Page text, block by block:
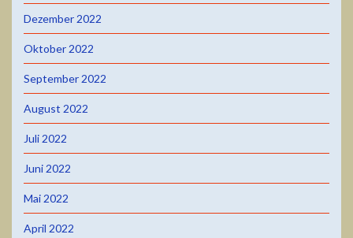
Dezember 2022
Oktober 2022
September 2022
August 2022
Juli 2022
Juni 2022
Mai 2022
April 2022